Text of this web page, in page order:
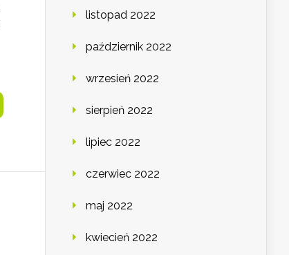
listopad 2022
październik 2022
wrzesień 2022
sierpień 2022
lipiec 2022
czerwiec 2022
maj 2022
kwiecień 2022